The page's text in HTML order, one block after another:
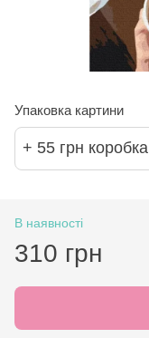
Упаковка картини
+ 55 грн коробка
В наявності
310 грн